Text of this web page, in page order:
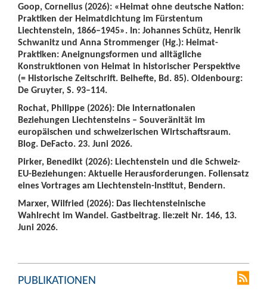
Goop, Cornelius (2026): «Heimat ohne deutsche Nation:
Praktiken der Heimatdichtung im Fürstentum
Liechtenstein, 1866–1945». In: Johannes Schütz, Henrik
Schwanitz und Anna Strommenger (Hg.): Heimat-
Praktiken: Aneignungsformen und alltägliche
Konstruktionen von Heimat in historischer Perspektive
(= Historische Zeitschrift. Beihefte, Bd. 85). Oldenbourg:
De Gruyter, S. 93–114.
Rochat, Philippe (2026): Die internationalen
Beziehungen Liechtensteins – Souveränität im
europäischen und schweizerischen Wirtschaftsraum.
Blog. DeFacto. 23. Juni 2026.
Pirker, Benedikt (2026): Liechtenstein und die Schweiz-
EU-Beziehungen: Aktuelle Herausforderungen. Foliensatz
eines Vortrages am Liechtenstein-Institut, Bendern.
Marxer, Wilfried (2026): Das liechtensteinische
Wahlrecht im Wandel. Gastbeitrag. lie:zeit Nr. 146, 13.
Juni 2026.
PUBLIKATIONEN